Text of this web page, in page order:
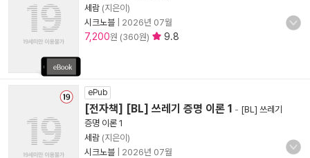
세람 (지은이)
시크노블
2026년 07월
7,200원 (360원) 9.8
ePub
[전자책] [BL] 쓰레기 증명 이론 1 - [BL] 쓰레기
증명 이론 1
세람 (지은이)
시크노블
2026년 07월